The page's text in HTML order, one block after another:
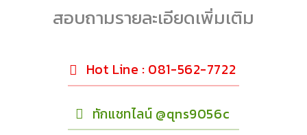
สอบถามรายละเอียดเพิ่มเติม
Hot Line : 081-562-7722
ทักแชทไลน์ @qns9056c